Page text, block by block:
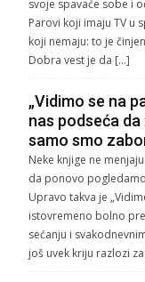
svoje spavaće sobe i
Parovi koji imaju TV u
koji nemaju: to je
Dobra vest je da […]
„Vidimo se na
nas podseća
samo smo
Neke knjige ne
da ponovo
Upravo takva je
istovremeno bolno
sećanju i
još uvek kriju razlozi